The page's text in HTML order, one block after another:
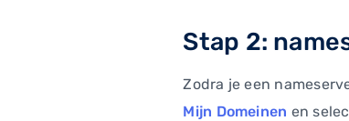
Stap 2:
Zodra je een
Mijn Domeinen en